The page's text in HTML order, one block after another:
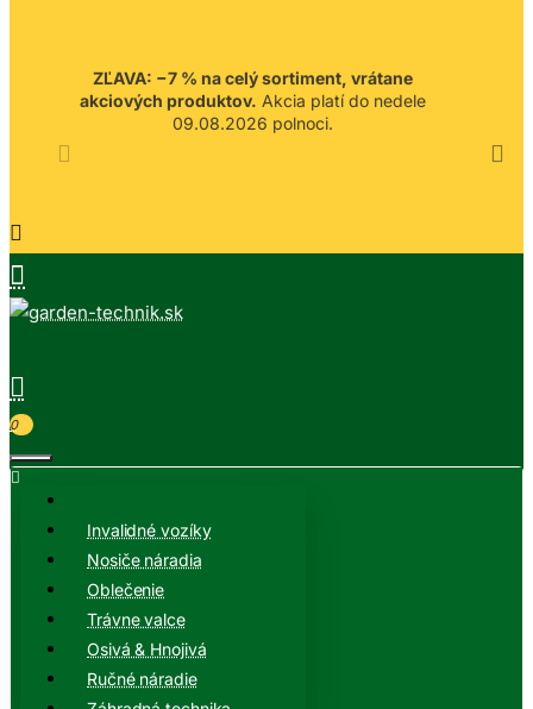
ZĽAVA: −7 % na celý sortiment, vrátane
akciových produktov. Akcia platí do nedele
09.08.2026 polnoci.
0
Invalidné vozíky
Nosiče náradia
Oblečenie
Trávne valce
Osivá & Hnojivá
Ručné náradie